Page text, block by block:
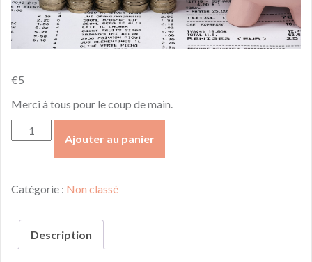
€5
Merci à tous pour le coup de main.
quantité
de
Ajouter au panier
Catégorie : Non classé
Description